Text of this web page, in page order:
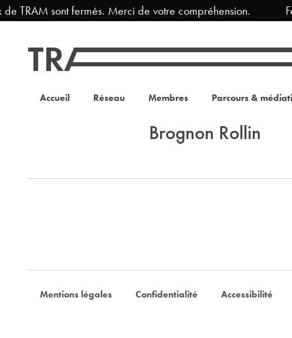
TRAM sont fermés. Merci de votre compréhension.
Accueil Réseau Membres Parcours &
Brognon Rollin
Mentions légales Confidentialité Accessibilité